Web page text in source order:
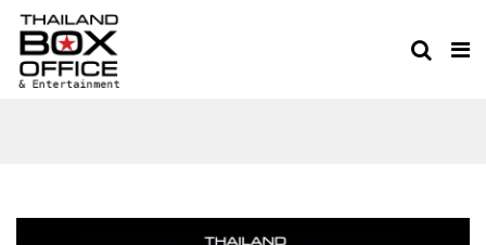
THAILAND BOX OFFICE